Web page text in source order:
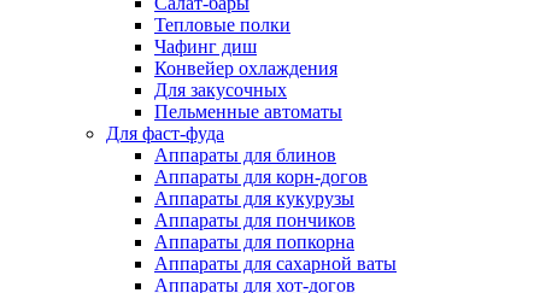
Тепловые полки
Чафинг диш
Конвейер охлаждения
Для закусочных
Пельменные автоматы
Для фаст-фуда
Аппараты для блинов
Аппараты для корн-догов
Аппараты для кукурузы
Аппараты для пончиков
Аппараты для попкорна
Аппараты для сахарной ваты
Аппараты для хот-догов